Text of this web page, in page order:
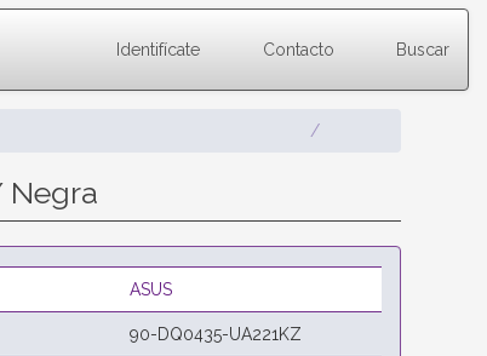
Identifícate Contacto Buscar
Negra
ASUS
90-DQ0435-UA221KZ